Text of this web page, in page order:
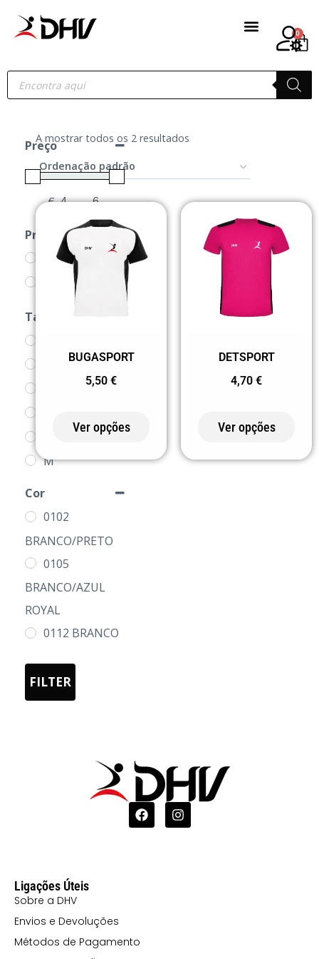
0
Preço
€ -
Produtos
CAMISOLAS
PRODUTOS
Tamanho
M
XL
2XL
Cor
0102
BRANCO/PRETO
0105
BRANCO/AZUL
ROYAL
0112 BRANCO
01226
BRANCO/VERDE
PRETO/BRANCO
/PRETO
22102
AMARELO
FILTER
A mostrar todos os 2 resultados
BUGASPORT
5,50 €
Ver opções
DETSPORT
4,70 €
Ver opções
Ligações Úteis
Sobre a DHV
Envios e Devoluções
Métodos de Pagamento